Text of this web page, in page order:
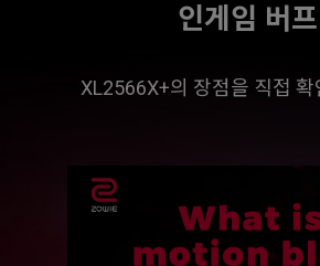
인게임 버프
XL2566X+의 장점을 직접